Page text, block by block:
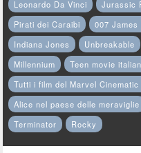
Leonardo Da Vinci
Jurassic
Pirati dei Caraibi
007 James
Indiana Jones
Unbreakable
Millennium
Teen movie
Tutti i film del Marvel
Alice nel paese delle meraviglie
Terminator
Rocky